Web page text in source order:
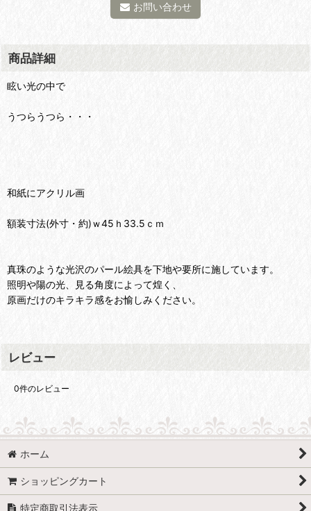
お問い合わせ
商品詳細
眩い光の中で
うつらうつら・・・
和紙にアクリル画
額装寸法(外寸・約)ｗ45ｈ33.5ｃｍ
真珠のような光沢のパール絵具を下地や要所に施しています。
照明や陽の光、見る角度によって煌く、
原画だけのキラキラ感をお愉しみください。
レビュー
0件のレビュー
ホーム
ショッピングカート
特定商取引法表示